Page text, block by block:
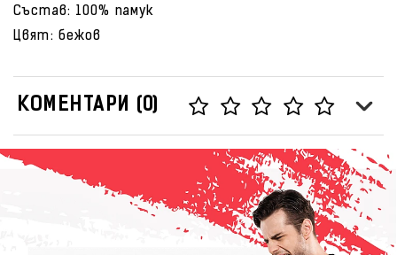
Състав: 100% памук
Цвят: бежов
КОМЕНТАРИ (0)